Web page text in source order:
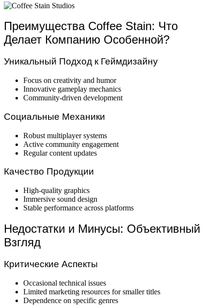
Преимущества Coffee Stain: Что
Делает Компанию Особенной?
Уникальный Подход к Геймдизайну
Focus on creativity and humor
Innovative gameplay mechanics
Community-driven development
Социальные Механики
Robust multiplayer systems
Active community engagement
Regular content updates
Качество Продукции
High-quality graphics
Immersive sound design
Stable performance across platforms
Недостатки и Минусы: Объективный
Взгляд
Критические Аспекты
Occasional technical issues
Limited marketing resources for smaller titles
Dependence on specific genres